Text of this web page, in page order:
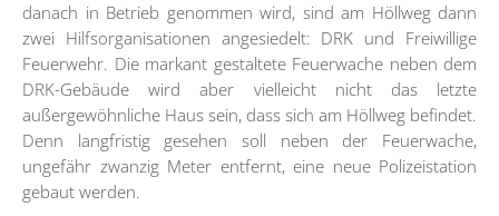
danach in Betrieb genommen wird, sind am Höllweg dann
zwei Hilfsorganisationen angesiedelt: DRK und Freiwillige
Feuerwehr. Die markant gestaltete Feuerwache neben dem
DRK-Gebäude wird aber vielleicht nicht das letzte
außergewöhnliche Haus sein, dass sich am Höllweg befindet.
Denn langfristig gesehen soll neben der Feuerwache,
ungefähr zwanzig Meter entfernt, eine neue Polizeistation
gebaut werden.